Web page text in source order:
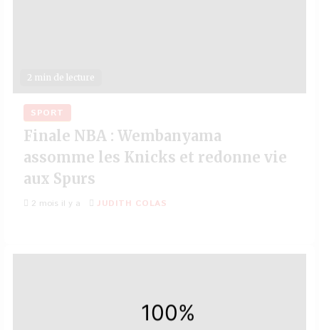
2 min de lecture
SPORT
Finale NBA : Wembanyama
assomme les Knicks et redonne vie
aux Spurs
2 mois il y a JUDITH COLAS